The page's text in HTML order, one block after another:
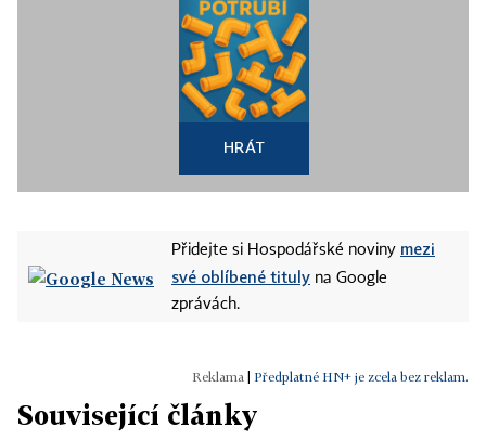
HRÁT
Přidejte si Hospodářské noviny mezi
své oblíbené tituly na Google
zprávách.
Předplatné HN+ je zcela bez reklam.
Související články